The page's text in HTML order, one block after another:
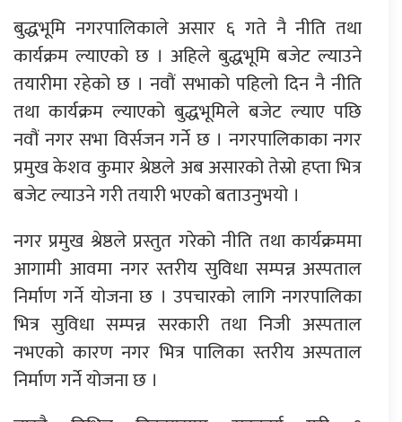
बुद्धभूमि नगरपालिकाले असार ६ गते नै नीति तथा
कार्यक्रम ल्याएको छ । अहिले बुद्धभूमि बजेट ल्याउने
तयारीमा रहेको छ । नवौं सभाको पहिलो दिन नै नीति
तथा कार्यक्रम ल्याएको बुद्धभूमिले बजेट ल्याए पछि
नवौं नगर सभा विर्सजन गर्ने छ । नगरपालिकाका नगर
प्रमुख केशव कुमार श्रेष्ठले अब असारको तेस्रो हप्ता भित्र
बजेट ल्याउने गरी तयारी भएको बताउनुभयो ।
नगर प्रमुख श्रेष्ठले प्रस्तुत गरेको नीति तथा कार्यक्रममा
आगामी आवमा नगर स्तरीय सुविधा सम्पन्न अस्पताल
निर्माण गर्ने योजना छ । उपचारको लागि नगरपालिका
भित्र सुविधा सम्पन्न सरकारी तथा निजी अस्पताल
नभएको कारण नगर भित्र पालिका स्तरीय अस्पताल
निर्माण गर्ने योजना छ ।